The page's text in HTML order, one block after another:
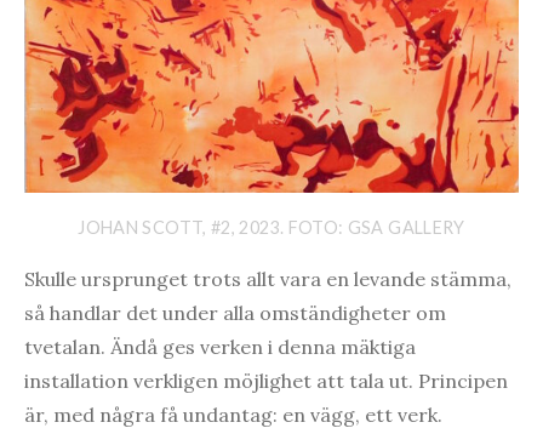
JOHAN SCOTT, #2, 2023. FOTO: GSA GALLERY
Skulle ursprunget trots allt vara en levande stämma,
så handlar det under alla omständigheter om
tvetalan. Ändå ges verken i denna mäktiga
installation verkligen möjlighet att tala ut. Principen
är, med några få undantag: en vägg, ett verk.